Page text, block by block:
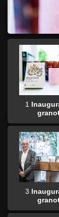
1
3